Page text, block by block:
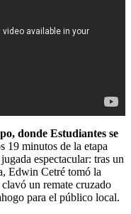
donde Estudiantes se
19 minutos de la etapa
espectacular: tras un
Edwin Cetré tomó la
un remate cruzado
para el público local.